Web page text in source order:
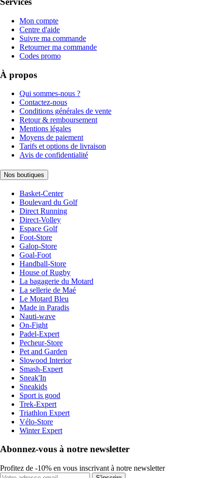
Mon compte
Centre d'aide
Suivre ma commande
Retourner ma commande
Codes promo
À propos
Qui sommes-nous ?
Contactez-nous
Conditions générales de vente
Retour & remboursement
Mentions légales
Moyens de paiement
Tarifs et options de livraison
Avis de confidentialité
Nos boutiques
Basket-Center
Boulevard du Golf
Direct Running
Direct-Volley
Espace Golf
Foot-Store
Galop-Store
Goal-Foot
Handball-Store
House of Rugby
La bagagerie du Motard
La sellerie de Maé
Le Motard Bleu
Made in Paradis
Nauti-wave
On-Fight
Padel-Expert
Pecheur-Store
Pet and Garden
Slowood Interior
Smash-Expert
Sneak'In
Sneakids
Sport is good
Trek-Expert
Triathlon Expert
Vélo-Store
Winter Expert
Abonnez-vous à notre newsletter
Profitez de -10% en vous inscrivant à notre newsletter